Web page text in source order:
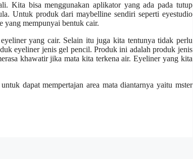
Kita bisa menggunakan aplikator yang ada pada tutup
Untuk produk dari maybelline sendiri seperti eyestudio
yang mempunyai bentuk cair.
yang cair. Selain itu juga kita tentunya tidak perlu
eyeliner jenis gel pencil. Produk ini adalah produk jenis
khawatir jika mata kita terkena air. Eyeliner yang kita
dapat mempertajan area mata diantarnya yaitu mster